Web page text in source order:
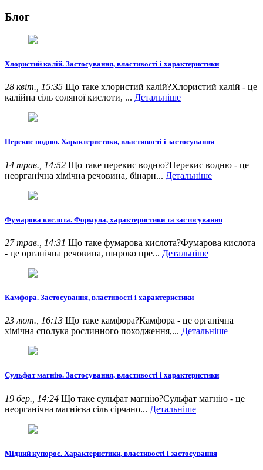
Блог
Хлористий калій. Застосування, властивості і характеристики
28 квіт., 15:35 Що таке хлористий калій?Хлористий калій - це
калійна сіль соляної кислоти, ... Детальніше
Перекис водню. Характеристики, властивості і застосування
14 трав., 14:52 Що таке перекис водню?Перекис водню - це
неорганічна хімічна речовина, бінарн... Детальніше
Фумарова кислота. Формула, характеристики та застосування
27 трав., 14:31 Що таке фумарова кислота?Фумарова кислота
- це органічна речовина, широко пре... Детальніше
Камфора. Застосування, властивості і характеристики
23 лют., 16:13 Що таке камфора?Камфора - це органічна
хімічна сполука рослинного походження,... Детальніше
Сульфат магнію. Застосування, властивості і характеристики
19 бер., 14:24 Що таке сульфат магнію?Сульфат магнію - це
неорганічна магнієва сіль сірчано... Детальніше
Мідний купорос. Характеристики, властивості і застосування